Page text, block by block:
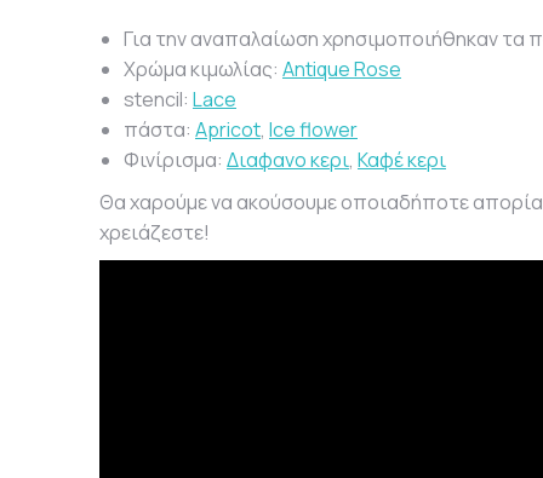
Για την αναπαλαίωση χρησιμοποιήθηκαν τα
Χρώμα κιμωλίας: Antique Rose
stencil: Lace
πάστα: Apricot, Ice flower
Φινίρισμα: Διαφανο κερι, Καφέ κερι
Θα χαρούμε να ακούσουμε οποιαδήποτε
χρειάζεστε!